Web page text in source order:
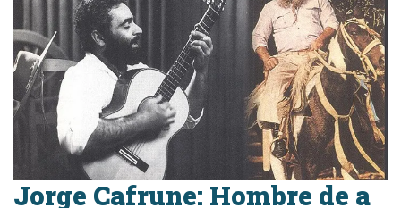
Jorge Cafrune: Hombre de a